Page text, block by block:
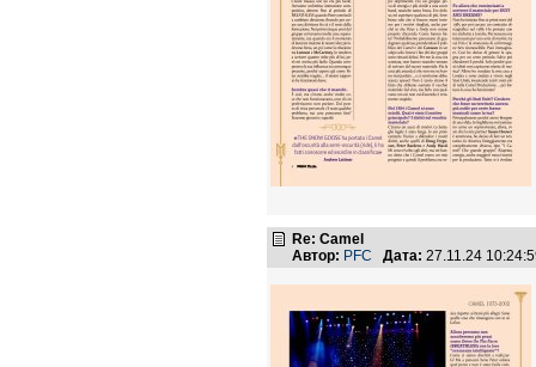
Re: Camel
Автор: PFC Дата: 27.11.24